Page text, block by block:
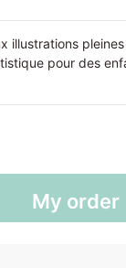
illustrations
pour des
My order